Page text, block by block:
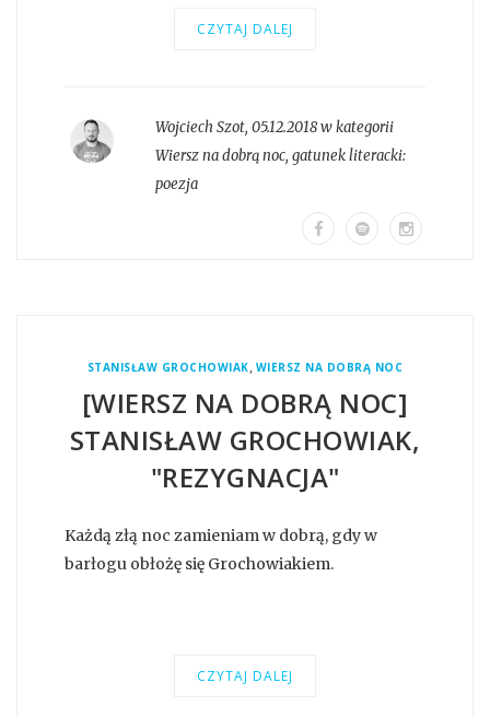
CZYTAJ DALEJ
Wojciech Szot, 05.12.2018 w kategorii
Wiersz na dobrą noc, gatunek literacki:
poezja
STANISŁAW GROCHOWIAK, WIERSZ NA DOBRĄ NOC
[WIERSZ NA DOBRĄ NOC]
STANISŁAW GROCHOWIAK,
"REZYGNACJA"
Każdą złą noc zamieniam w dobrą, gdy w
barłogu obłożę się Grochowiakiem.
CZYTAJ DALEJ